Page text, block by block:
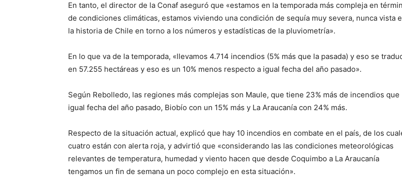
En tanto, el director de la Conaf aseguró que «estamos en la temporada más compleja en
de condiciones climáticas, estamos viviendo una condición de sequía muy severa, nunca vista
la historia de Chile en torno a los números y estadísticas de la pluviometría».
En lo que va de la temporada, «llevamos 4.714 incendios (5% más que la pasada) y eso se
en 57.255 hectáreas y eso es un 10% menos respecto a igual fecha del año pasado».
Según Rebolledo, las regiones más complejas son Maule, que tiene 23% más de incendios que
igual fecha del año pasado, Biobío con un 15% más y La Araucanía con 24% más.
Respecto de la situación actual, explicó que hay 10 incendios en combate en el país, de los
cuatro están con alerta roja, y advirtió que «considerando las las condiciones meteorológicas
relevantes de temperatura, humedad y viento hacen que desde Coquimbo a La Araucanía
tengamos un fin de semana un poco complejo en esta situación».